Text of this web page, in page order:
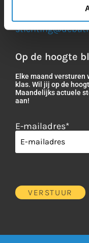
Vragen of
Bel direct op035
Op de hoogte
Elke maand versturen
klas. Wil jij op de
Maandelijks actuele
aan!
E-mailadres*